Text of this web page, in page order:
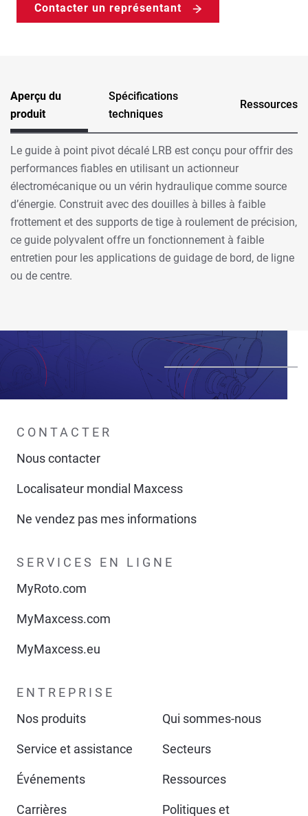
Contacter un représentant
Aperçu du
produit
Spécifications
techniques
Ressources
Le guide à point pivot décalé LRB est conçu pour offrir des
performances fiables en utilisant un actionneur
électromécanique ou un vérin hydraulique comme source
d’énergie. Construit avec des douilles à billes à faible
frottement et des supports de tige à roulement de précision,
ce guide polyvalent offre un fonctionnement à faible
entretien pour les applications de guidage de bord, de ligne
ou de centre.
CONTACTER
Nous contacter
Localisateur mondial Maxcess
Ne vendez pas mes informations
SERVICES EN LIGNE
MyRoto.com
MyMaxcess.com
MyMaxcess.eu
ENTREPRISE
Nos produits
Qui sommes-nous
Service et assistance Secteurs
Événements Ressources
Carrières Politiques et